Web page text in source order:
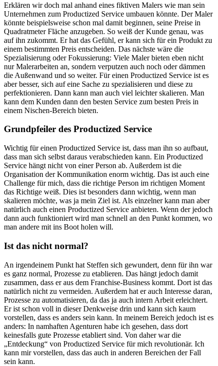
Erklären wir doch mal anhand eines fiktiven Malers wie man sein
Unternehmen zum Productized Service umbauen könnte. Der Maler
könnte beispielsweise schon mal damit beginnen, seine Preise in
Quadratmeter Fläche anzugeben. So weiß der Kunde genau, was
auf ihn zukommt. Er hat das Gefühl, er kann sich für ein Produkt zu
einem bestimmten Preis entscheiden. Das nächste wäre die
Spezialisierung oder Fokussierung: Viele Maler bieten eben nicht
nur Malerarbeiten an, sondern verputzen auch noch oder dämmen
die Außenwand und so weiter. Für einen Productized Service ist es
aber besser, sich auf eine Sache zu spezialisieren und diese zu
perfektionieren. Dann kann man auch viel leichter skalieren. Man
kann dem Kunden dann den besten Service zum besten Preis in
einem Nischen-Bereich bieten.
Grundpfeiler des Productized Service
Wichtig für einen Productized Service ist, dass man ihn so aufbaut,
dass man sich selbst daraus verabschieden kann. Ein Productized
Service hängt nicht von einer Person ab. Außerdem ist die
Organisation der Kommunikation enorm wichtig. Das ist auch eine
Challenge für mich, dass die richtige Person im richtigen Moment
das Richtige weiß. Dies ist besonders dann wichtig, wenn man
skalieren möchte, was ja mein Ziel ist. Als einzelner kann man aber
natürlich auch einen Productized Service anbieten. Wenn der jedoch
dann auch funktioniert wird man schnell an den Punkt kommen, wo
man andere mit ins Boot holen will.
Ist das nicht normal?
An irgendeinem Punkt hat Steffen sich gewundert, denn für ihn war
es ganz normal, Prozesse zu etablieren. Das hängt jedoch damit
zusammen, dass er aus dem Franchise-Business kommt. Dort ist das
natürlich nicht zu vermeiden. Außerdem hat er auch Interesse daran,
Prozesse zu automatisieren, da das ja auch intern Arbeit erleichtert.
Er ist schon voll in dieser Denkweise drin und kann sich kaum
vorstellen, dass es anders sein kann. In meinem Bereich jedoch ist es
anders: In namhaften Agenturen habe ich gesehen, dass dort
keinesfalls gute Prozesse etabliert sind. Von daher war die
„Entdeckung“ von Productized Service für mich revolutionär. Ich
kann mir vorstellen, dass das auch in anderen Bereichen der Fall
sein kann.